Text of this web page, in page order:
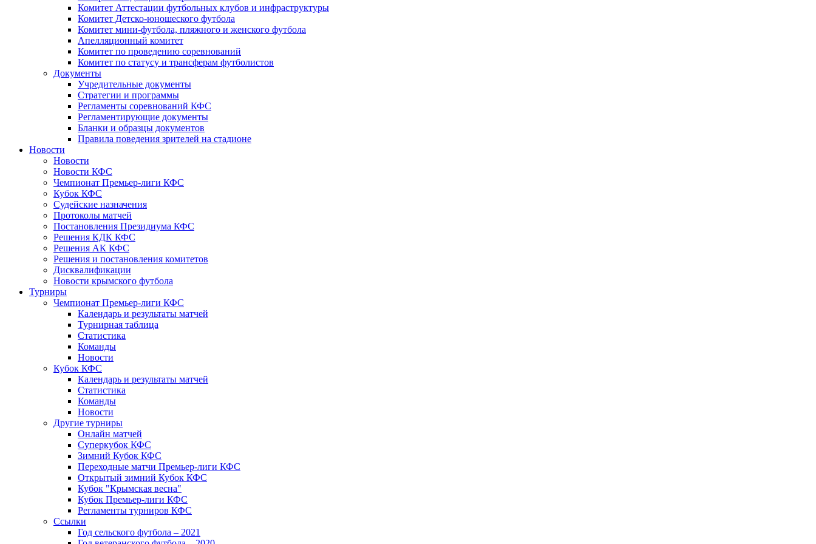
Комитет Аттестации футбольных клубов и инфраструктуры
Комитет Детско-юношеского футбола
Комитет мини-футбола, пляжного и женского футбола
Апелляционный комитет
Комитет по проведению соревнований
Комитет по статусу и трансферам футболистов
Документы
Учредительные документы
Стратегии и программы
Регламенты соревнований КФС
Регламентирующие документы
Бланки и образцы документов
Правила поведения зрителей на стадионе
Новости
Новости
Новости КФС
Чемпионат Премьер-лиги КФС
Кубок КФС
Судейские назначения
Протоколы матчей
Постановления Президиума КФС
Решения КДК КФС
Решения АК КФС
Решения и постановления комитетов
Дисквалификации
Новости крымского футбола
Турниры
Чемпионат Премьер-лиги КФС
Календарь и результаты матчей
Турнирная таблица
Статистика
Команды
Новости
Кубок КФС
Календарь и результаты матчей
Статистика
Команды
Новости
Другие турниры
Онлайн матчей
Суперкубок КФС
Зимний Кубок КФС
Переходные матчи Премьер-лиги КФС
Открытый зимний Кубок КФС
Кубок "Крымская весна"
Кубок Премьер-лиги КФС
Регламенты турниров КФС
Ссылки
Год сельского футбола – 2021